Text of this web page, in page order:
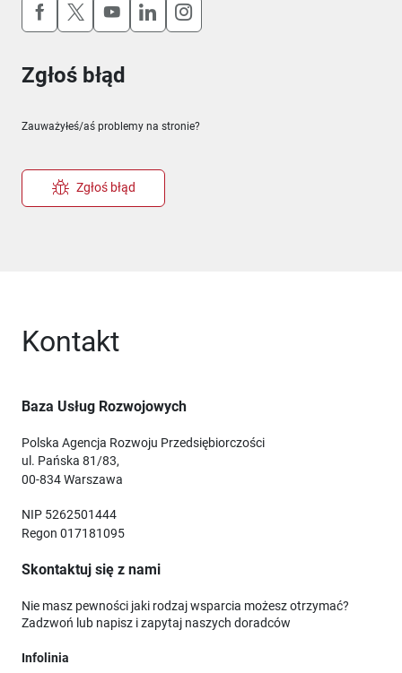
Uwaga, link otworzy się w nowym oknie
Uwaga, link otworzy się w nowym oknie
Uwaga, link otworzy się w nowym
Uwaga, link otworzy się w
Uwaga, link otworzy się w
Zgłoś błąd
Zauważyłeś/aś problemy na stronie?
Zgłoś błąd
Kontakt
Baza Usług Rozwojowych
Polska Agencja Rozwoju Przedsiębiorczości
ul. Pańska 81/83,
00-834 Warszawa
NIP 5262501444
Regon 017181095
Skontaktuj się z nami
Nie masz pewności jaki rodzaj wsparcia możesz otrzymać?
Zadzwoń lub napisz i zapytaj naszych doradców
Infolinia